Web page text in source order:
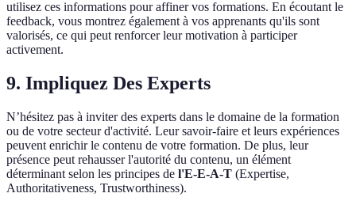
utilisez ces informations pour affiner vos formations. En écoutant le
feedback, vous montrez également à vos apprenants qu'ils sont
valorisés, ce qui peut renforcer leur motivation à participer
activement.
9. Impliquez Des Experts
N’hésitez pas à inviter des experts dans le domaine de la formation
ou de votre secteur d'activité. Leur savoir-faire et leurs expériences
peuvent enrichir le contenu de votre formation. De plus, leur
présence peut rehausser l'autorité du contenu, un élément
déterminant selon les principes de l'E-E-A-T (Expertise,
Authoritativeness, Trustworthiness).